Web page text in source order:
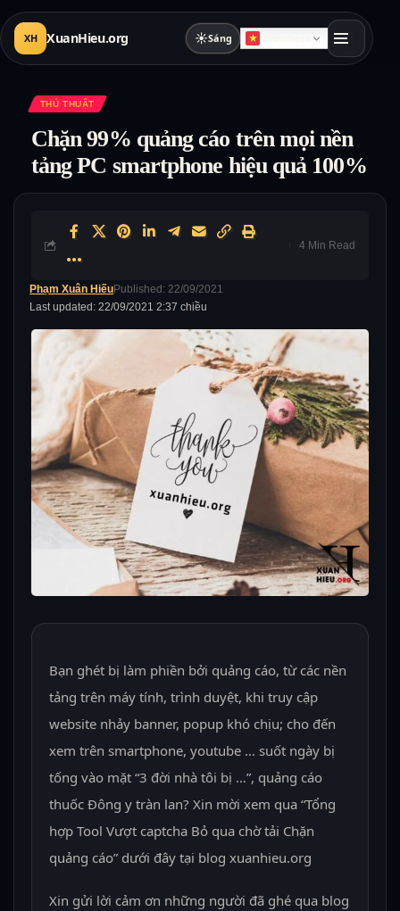
XH XuanHieu.org ☀Sáng
THỦ THUẬT
Chặn 99% quảng cáo trên mọi nền
tảng PC smartphone hiệu quả 100%
Last updated: 22/09/2021 2:37 chiều
Phạm Xuân HiếuPublished: 22/09/2021
4 Min Read
Bạn ghét bị làm phiền bởi quảng cáo, từ các nền
tảng trên máy tính, trình duyệt, khi truy cập
website nhảy banner, popup khó chịu; cho đến
xem trên smartphone, youtube … suốt ngày bị
tống vào mặt “3 đời nhà tôi bị …”, quảng cáo
thuốc Đông y tràn lan? Xin mời xem qua “Tổng
hợp Tool Vượt captcha Bỏ qua chờ tải Chặn
quảng cáo” dưới đây tại blog xuanhieu.org
Xin gửi lời cảm ơn những người đã ghé qua blog